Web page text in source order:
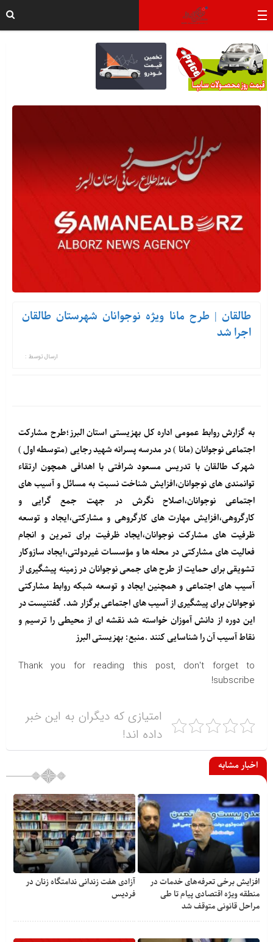
طالقان | طرح مانا ویژه نوجوانان شهرستان طالقان
اجرا شد
ارسال توسط :
به گزارش روابط عمومی اداره کل بهزیستی استان البرز؛طرح مشارکت
اجتماعی نوجوانان (مانا ) در مدرسه پسرانه شهید رجایی (متوسطه اول )
شهرک طالقان با تدریس مسعود شرافتی با اهدافی همچون ارتقاء
توانمندی های نوجوانان،افزایش شناخت نسبت به مسائل و آسیب های
اجتماعی نوجوانان،اصلاح نگرش در جهت جمع گرایی و
کارگروهی،افزایش مهارت های کارگروهی و مشارکتی،ایجاد و توسعه
ظرفیت های مشارکت نوجوانان،ایجاد ظرفیت برای تمرین و انجام
فعالیت های مشارکتی در محله ها و مؤسسات غیردولتی،ایجاد سازوکار
تشویقی برای حمایت از طرح های جمعی نوجوانان در زمینه پیشگیری از
آسیب های اجتماعی و همچنین ایجاد و توسعه شبکه روابط مشارکتی
نوجوانان برای پیشگیری از آسیب های اجتماعی برگزار شد. گفتنیست در
این دوره از دانش آموزان خواسته شد نقشه ای از محیطی را ترسیم و
نقاط آسیب آن را شناسایی کنند .منبع: بهزیستی البرز
Thank you for reading this post, don't forget to
subscribe!
امتیازی که دیگران به این خبر
داده اند!
اخبار مشابه
افزایش برخی تعرفه‌های خدمات در
منطقه ویژه اقتصادی پیام تا طی
مراحل قانونی متوقف شد
آزادی هفت زندانی ندامتگاه زنان در
فردیس